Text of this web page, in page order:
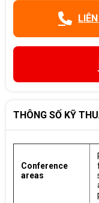
THÔNG SỐ KỸ
Conference
areas